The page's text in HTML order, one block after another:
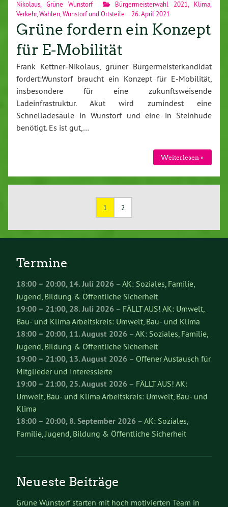
Nikolaus Grüne Wunstorf Bürgermeisterwahl 2021 Klima
Verkehr,Wahlen Wunstorf und Ortsteile 26. April 2021
Grüne fordern ein Konzept
für E-Mobilität
Frank Kettner-Nikolaus, grüner Bürgermeisterkandidat
fordert:Wunstorf braucht ein Konzept für E-Mobilität,
insbesondere für eine zukunftsweisende
Ladeinfrastruktur. Akut wird zumindest eine
Schnelladesäule in Wunstorf und eine in Steinhude
benötigt. Es ist gut,…
Weiterlesen »
1 2
Termine
18:00– 20:00,14. Juli 2026 – AK: Soziales, Familie,
Jugend, Bildung & Öffentliche Sicherheit
19:00– 21:00,28. Juli 2026 – FÄLLT AUS! AK: Umwelt,
Bau- und Klima Arbeitskreis: Umwelt, Bau- und Klima
18:00– 20:00,11. August 2026 – AK: Soziales, Familie,
Jugend, Bildung & Öffentliche Sicherheit
19:00– 21:00,13. August 2026 – Offener Austausch für
Mitglieder und Interessierte
19:00– 21:00,25. August 2026 – FÄLLT AUS! AK:
Umwelt, Bau- und Klima Arbeitskreis: Umwelt, Bau- und
Klima
18:00– 20:00,8. September 2026 – AK: Soziales,
Familie, Jugend, Bildung & Öffentliche Sicherheit
Neueste Beiträge
Grüne Wunstorf starten mit hoch motivierten Team in